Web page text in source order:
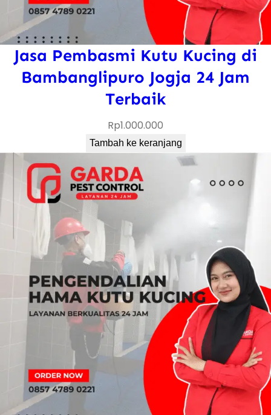
r
o
Jasa Pembasmi Kutu Kucing di
Bambanglipuro Jogja 24 Jam
Terbaik
Rp1.000.000
Tambah ke keranjang